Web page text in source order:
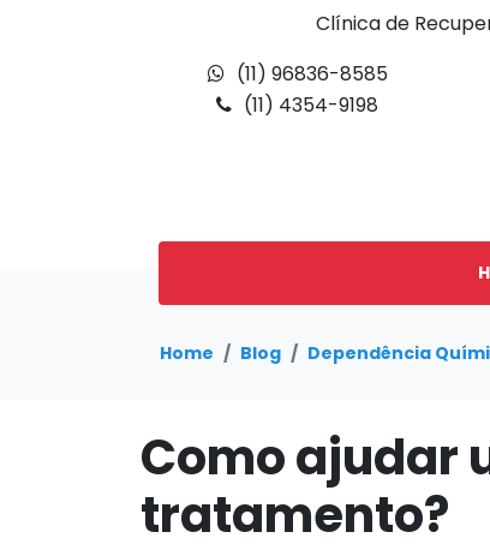
Clínica de
(11) 96836-8585
(11) 4354-9198
Home Blog Dependência
Como ajudar
tratamento?